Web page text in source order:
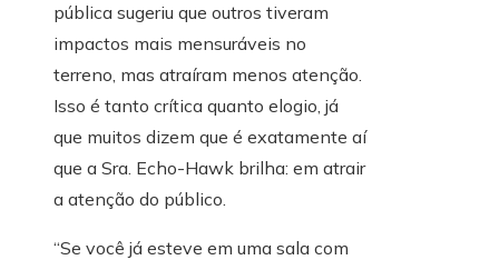
pública sugeriu que outros tiveram
impactos mais mensuráveis ​​no
terreno, mas atraíram menos atenção.
Isso é tanto crítica quanto elogio, já
que muitos dizem que é exatamente aí
que a Sra. Echo-Hawk brilha: em atrair
a atenção do público.
“Se você já esteve em uma sala com